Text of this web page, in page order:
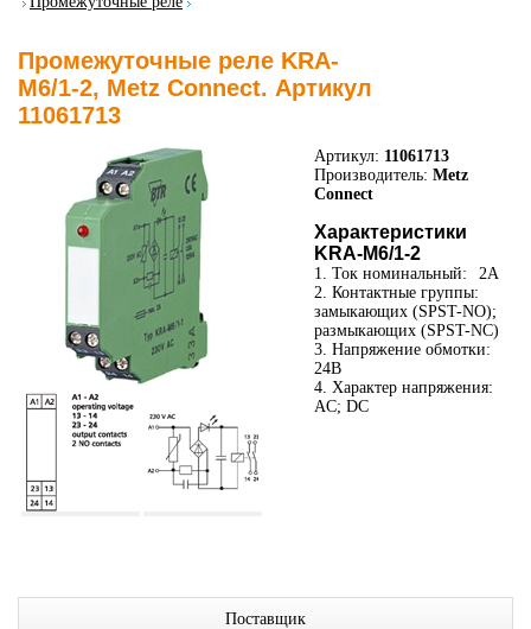
Промежуточные реле KRA-
M6/1-2, Metz Connect. Артикул
11061713
Артикул: 11061713
Производитель: Metz
Connect
Характеристики
KRA-M6/1-2
1. Ток номинальный:
2А
2. Контактные группы:
замыкающих (SPST-NO);
размыкающих (SPST-NC)
3. Напряжение обмотки:
24В
4. Характер напряжения:
AC; DC
Поставщик